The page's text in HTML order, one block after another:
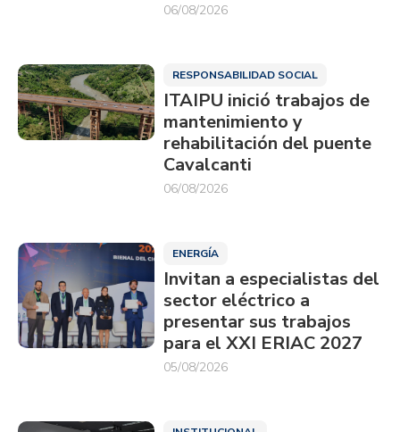
06/08/2026
RESPONSABILIDAD SOCIAL
ITAIPU inició trabajos de
mantenimiento y
rehabilitación del puente
Cavalcanti
06/08/2026
ENERGÍA
Invitan a especialistas del
sector eléctrico a
presentar sus trabajos
para el XXI ERIAC 2027
05/08/2026